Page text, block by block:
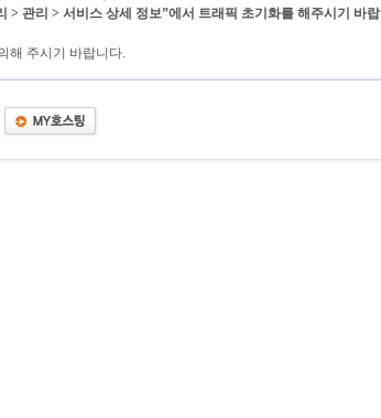
> 관리 > 서비스 상세 정보”에서 트래픽 초기화를 해주시기 바랍
해 주시기 바랍니다.